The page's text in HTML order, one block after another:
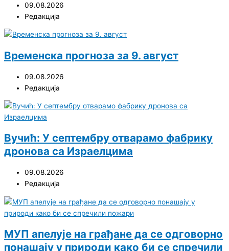
09.08.2026
Редакција
Временска прогноза за 9. август
09.08.2026
Редакција
Вучић: У септембру отварамо фабрику
дронова са Израелцима
09.08.2026
Редакција
МУП апелује на грађане да се одговорно
понашају у природи како би се спречили